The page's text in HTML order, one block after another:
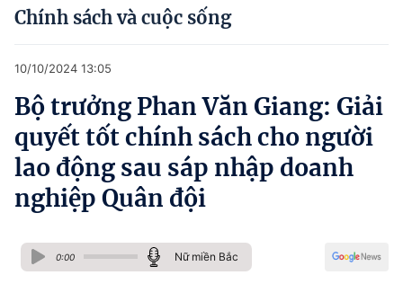
Danh mục
Tham vấn chính sách
Người dân góp ý
Doanh nghiệp hiến kế
Hướng dẫn thực hiện chính sách
Chính sách và cuộc sống
10/10/2024 13:05
Bộ trưởng Phan Văn Giang: Giải
quyết tốt chính sách cho người
lao động sau sáp nhập doanh
nghiệp Quân đội
0:00 Nữ miền Bắc